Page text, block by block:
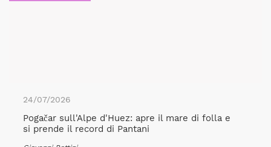
24/07/2026
Pogačar sull'Alpe d'Huez: apre il mare di folla e
si prende il record di Pantani